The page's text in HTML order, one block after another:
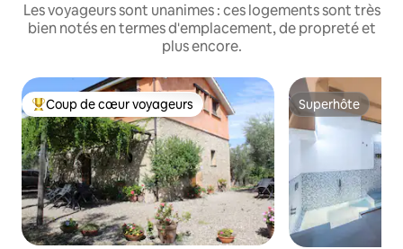
Les voyageurs sont unanimes : ces logements sont très
bien notés en termes d'emplacement, de propreté et
plus encore.
Coups de cœur voyageurs les plus appréciés
Coup de cœur voyageurs Superhôte
Superhôte